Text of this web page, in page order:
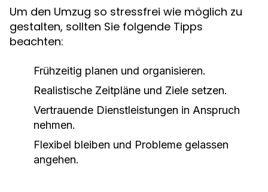
Um den Umzug so stressfrei wie möglich zu
gestalten, sollten Sie folgende Tipps
beachten:
Frühzeitig planen und organisieren.
Realistische Zeitpläne und Ziele setzen.
Vertrauende Dienstleistungen in Anspruch
nehmen.
Flexibel bleiben und Probleme gelassen
angehen.